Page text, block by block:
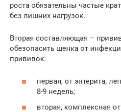
роста обязательны частые
без лишних нагрузок.
Вторая составляющая –
обезопасить щенка от
прививок:
первая, от энтерита,
8-9 недель;
вторая, комплексная